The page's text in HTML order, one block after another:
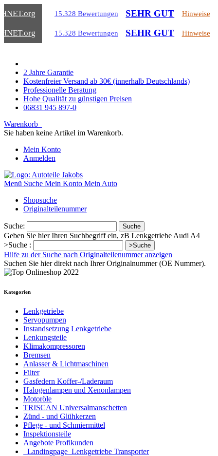
.org 15.328 Bewertungen SEHR GUT Hinweise
.org 15.328 Bewertungen SEHR GUT Hinweise
2 Jahre Garantie
Kostenfreier Versand ab 30€ (innerhalb Deutschlands)
Professionelle Beratung
Hohe Qualität zu günstigen Preisen
06831 945 897-0
Warenkorb
Sie haben keine Artikel im Warenkorb.
Mein Konto
Anmelden
Menü Suche Mein Konto Mein Auto
Shopsuche
Originalteilenummer
Suche: Suche
Geben Sie hier Ihren Suchbegriff ein, zB Lenkgetriebe Audi A4
>Suche :
>Suche
Hilfe zu der Suche nach Originalteilenummer anzeigen
Suchen Sie hier direkt nach Ihrer Originalnummer (OE Nummer).
Kategorien
Lenkgetriebe
Servopumpen
Instandsetzung Lenkgetriebe
Lenkungsteile
Klimakompressoren
Bremsen
Anlasser & Lichtmaschinen
Filter
Gasfedern Koffer-/Laderaum
Halogenlampen und Xenonlampen
Motoröle
TRISCAN Universalmanschetten
Zünd - und Glühkerzen
Pflege - und Schmiermittel
Inspektionsteile
Angebote Profikunden
_Landingpage_Lenkgetriebe Transporter